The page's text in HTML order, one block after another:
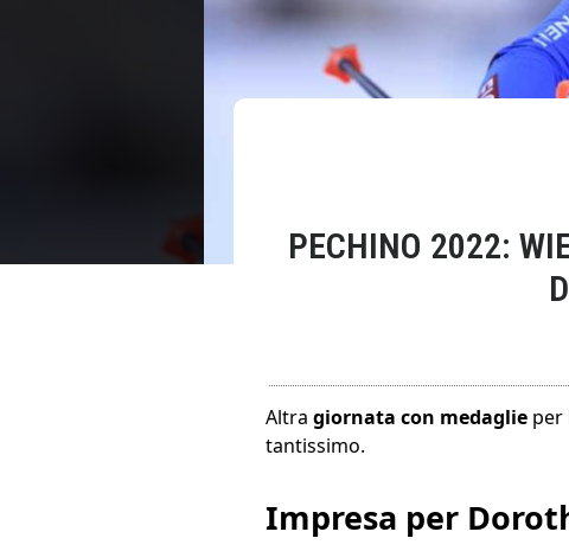
PECHINO 2022:
Altra giornata con medaglie per
tantissimo.
Impresa per